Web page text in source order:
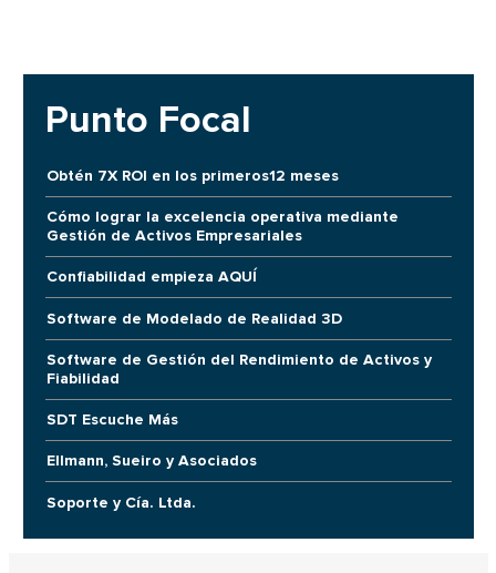
Punto Focal
Obtén 7X ROI en los primeros12 meses
Cómo lograr la excelencia operativa mediante
Gestión de Activos Empresariales
Confiabilidad empieza AQUÍ
Software de Modelado de Realidad 3D
Software de Gestión del Rendimiento de Activos y
Fiabilidad
SDT Escuche Más
Ellmann, Sueiro y Asociados
Soporte y Cía. Ltda.